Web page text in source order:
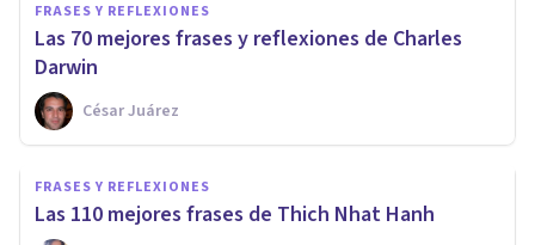
FRASES Y REFLEXIONES
Las 70 mejores frases y reflexiones de Charles
Darwin
César Juárez
FRASES Y REFLEXIONES
Las 110 mejores frases de Thich Nhat Hanh